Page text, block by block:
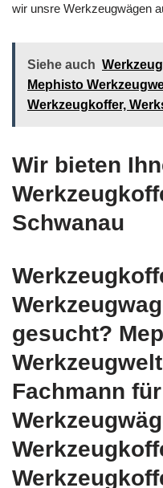
wir unsre Werkzeugwägen
Siehe auch
Mephisto
Werkzeugkoffer,
Wir bieten
Schwanau
gesucht?
Fachmann für